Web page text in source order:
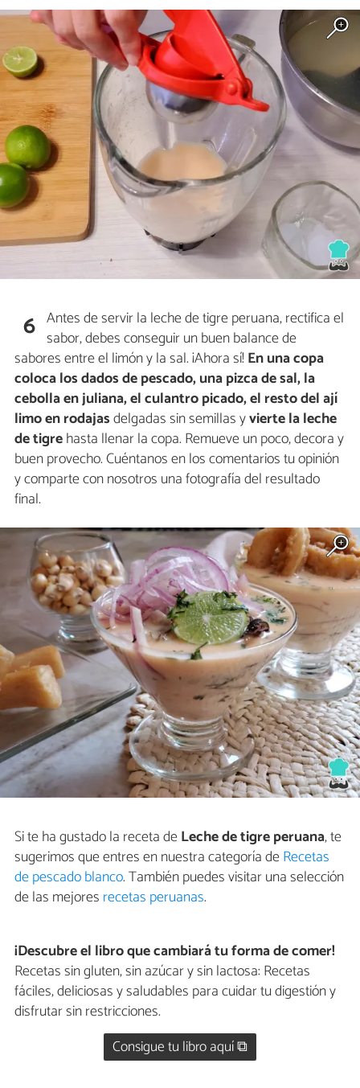
6 Antes de servir la leche de tigre peruana, rectifica el
sabor, debes conseguir un buen balance de
sabores entre el limón y la sal. ¡Ahora sí!En una copa
coloca los dados de pescado, una pizca de sal, la
cebolla en juliana, el culantro picado, el resto del ají
limo en rodajasdelgadas sin semillas yvierte la leche
de tigrehasta llenar la copa. Remueve un poco, decora y
buen provecho. Cuéntanos en los comentarios tu opinión
y comparte con nosotros una fotografía del resultado
final.
Si te ha gustado la receta deLeche de tigre peruana, te
sugerimos que entres en nuestra categoría deRecetas
de pescado blanco. También puedes visitar una selección
de las mejores recetas peruanas.
¡Descubre el libro que cambiará tu forma de comer!
Recetas sin gluten, sin azúcar y sin lactosa: Recetas
fáciles, deliciosas y saludables para cuidar tu digestión y
disfrutar sin restricciones.
Consigue tu libro aquí ⧉